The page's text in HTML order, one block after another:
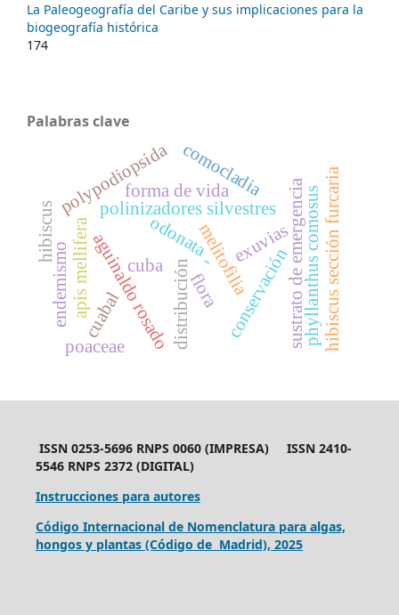
La Paleogeografía del Caribe y sus implicaciones para la
biogeografía histórica
174
Palabras clave
aguinaldo rosado
apis mellifera melitofilia
polinizadores silvestres
cuba exuvias
odonata sustrato de emergencia
conservación
distribución
forma de vida
polypodiopsida
phyllanthus comosus
-
comocladia
hibiscus hibiscus sección furcaria
flora
cuabal
endemismo
poaceae
ISSN 0253-5696 RNPS 0060 (IMPRESA) ISSN 2410-
5546 RNPS 2372 (DIGITAL)
Instrucciones para autores
Código Internacional de Nomenclatura para algas,
hongos y plantas (Código de Madrid), 2025